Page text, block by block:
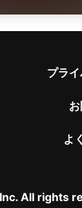
プラ
よ
All rights